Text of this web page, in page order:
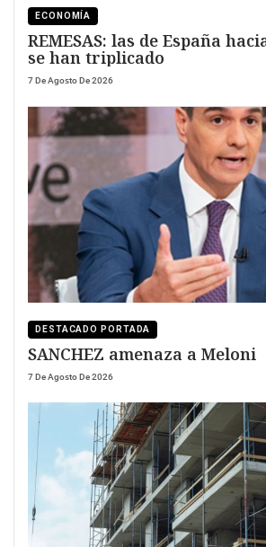
ECONOMÍA
REMESAS: las de España
se han triplicado
7 De Agosto De 2026
DESTACADO PORTADA
SANCHEZ amenaza a Meloni
7 De Agosto De 2026